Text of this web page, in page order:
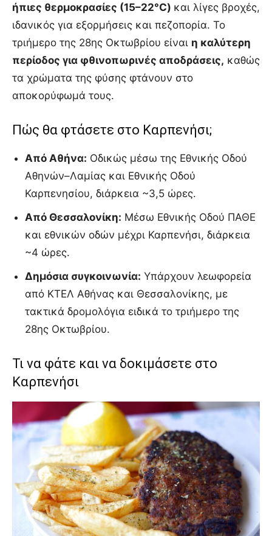
ήπιες θερμοκρασίες (15–22°C) και λίγες βροχές,
ιδανικός για εξορμήσεις και πεζοπορία. Το
τριήμερο της 28ης Οκτωβρίου είναι η καλύτερη
περίοδος για φθινοπωρινές αποδράσεις, καθώς
τα χρώματα της φύσης φτάνουν στο
αποκορύφωμά τους.
Πώς θα φτάσετε στο Καρπενήσι;
Από Αθήνα: Οδικώς μέσω της Εθνικής Οδού
Αθηνών–Λαμίας και Εθνικής Οδού
Καρπενησίου, διάρκεια ~3,5 ώρες.
Από Θεσσαλονίκη: Μέσω Εθνικής Οδού ΠΑΘΕ
και εθνικών οδών μέχρι Καρπενήσι, διάρκεια
~4 ώρες.
Δημόσια συγκοινωνία: Υπάρχουν λεωφορεία
από ΚΤΕΛ Αθήνας και Θεσσαλονίκης, με
τακτικά δρομολόγια ειδικά το τριήμερο της
28ης Οκτωβρίου.
Τι να φάτε και να δοκιμάσετε στο
Καρπενήσι